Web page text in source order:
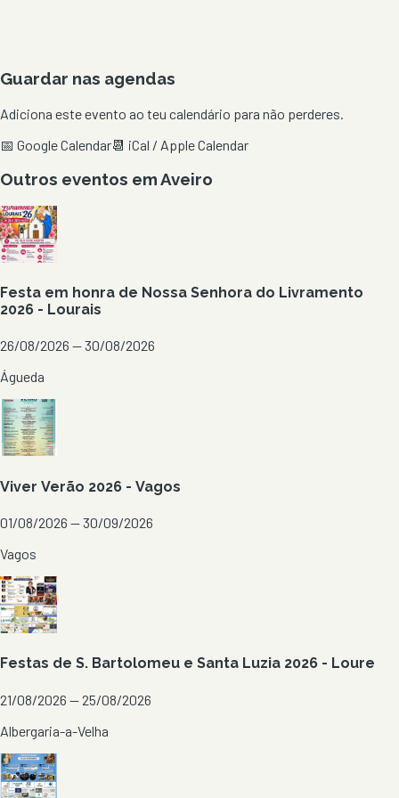
Guardar nas agendas
Adiciona este evento ao teu calendário para não perderes.
📅 Google Calendar📆 iCal / Apple Calendar
Outros eventos emAveiro
Festa em honra de Nossa Senhora do Livramento
2026 - Lourais
26/08/2026 — 30/08/2026
Águeda
Viver Verão 2026 - Vagos
01/08/2026 — 30/09/2026
Vagos
Festas de S. Bartolomeu e Santa Luzia 2026 - Loure
21/08/2026 — 25/08/2026
Albergaria-a-Velha